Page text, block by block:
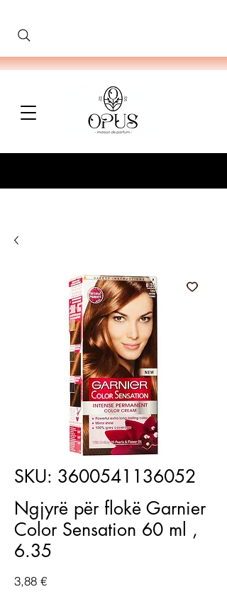
SKU: 3600541136052
Ngjyrë për flokë Garnier
Color Sensation 60 ml ,
6.35
3,88 €Price